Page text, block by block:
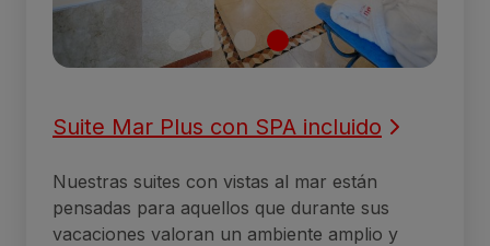
Suite Mar Plus con SPA incluido
Nuestras suites con vistas al mar están
pensadas para aquellos que durante sus
vacaciones valoran un ambiente amplio y